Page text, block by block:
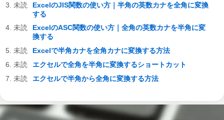
ExcelのJIS関数の使い方｜半角の英数カナを全角に変換
する
ExcelのASC関数の使い方｜全角の英数カナを半角に変
換する
Excelで半角カナを全角カナに変換する方法
エクセルで全角を半角に変換するショートカット
エクセルで半角から全角に変換する方法